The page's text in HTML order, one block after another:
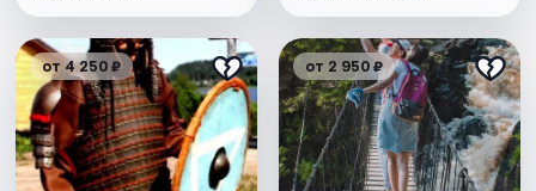
от 4 250 ₽ от 2 950 ₽